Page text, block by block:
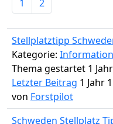
1
2
Stellplatztipp
Kategorie:
Thema gestartet 1
Letzter Beitrag 1 Jahr
von Forstpilot
Schweden Stellplatz